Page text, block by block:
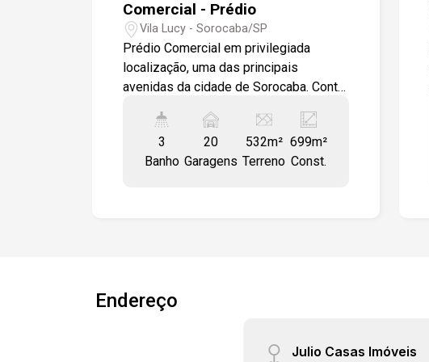
que buscam um imóvel pronto para
operações comerciais, com todas as
comodidades necessárias para
funcionar com eficiência e conforto.
Gostaria de saber mais informações ou
agendar uma visita?
Comercial - Prédio
Vila Lucy - Sorocaba/SP
Prédio Comercial em privilegiada
localização, uma das principais
avenidas da cidade de Sorocaba. Conta
excelente acabamento, todo com piso
em porcelanato, possui mezanino, 03
WC (feminino e masculino) e ainda um
3
Banho
20
Garagens
532m²
Terreno
699m²
Const.
Endereço
Julio Casas Imóveis